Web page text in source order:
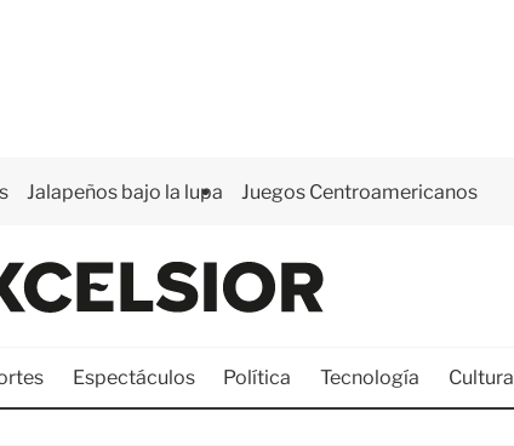
Jalapeños bajo la lupa Juegos Centroamericanos
E
x
e
Espectáculos Política Tecnología Cultura